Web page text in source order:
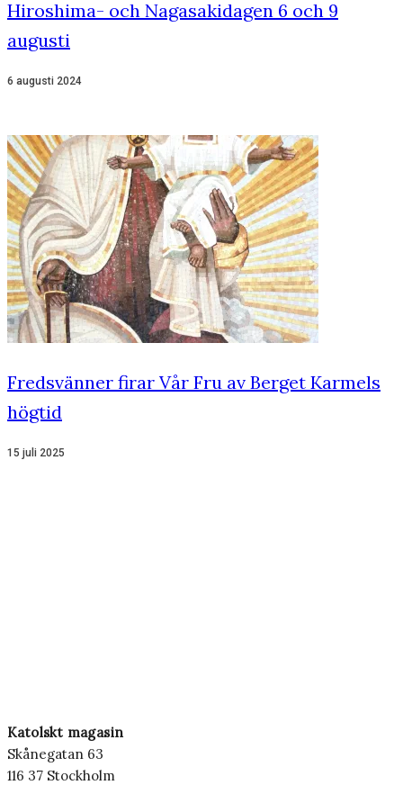
Hiroshima- och Nagasakidagen 6 och 9
augusti
6 augusti 2024
Fredsvänner firar Vår Fru av Berget Karmels
högtid
15 juli 2025
Katolskt magasin
Skånegatan 63
116 37 Stockholm